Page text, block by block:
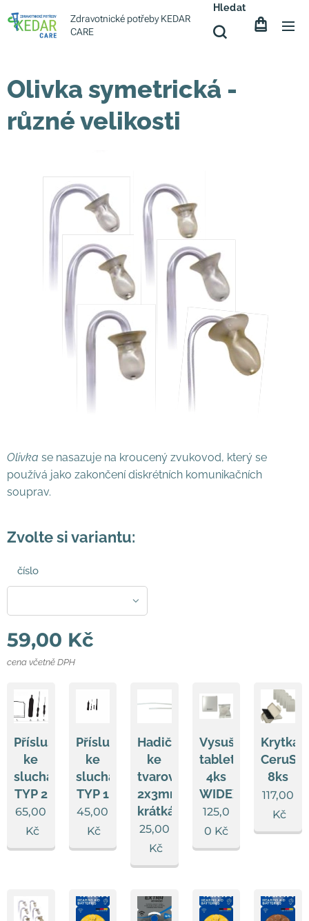
Zdravotnické potřeby KEDAR
CARE
Hledat
Olivka symetrická -
různé velikosti
Olivka se nasazuje na kroucený zvukovod, který se
používá jako zakončení diskrétních komunikačních
souprav.
Zvolte si variantu:
číslo
59,00 Kč
cena včetně DPH
Příslušenství
ke
sluchadlům
TYP 2
65,00
Kč
Příslušenství
ke
sluchadlům
TYP 1
45,00
Kč
Hadička
ke
tvarovce
2x3mm,
krátká
25,00
Kč
Vysušovací
tablety
4ks
WIDEX
125,0
0 Kč
Krytka
8ks
117,00
Kč